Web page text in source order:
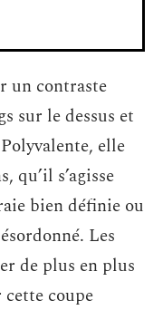
un contraste
sur le dessus et
elle
qu’il s’agisse
bien définie ou
Les
de plus en plus
cette coupe